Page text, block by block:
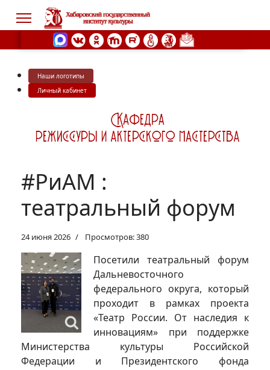
Наши логотипы
Личный кабинет
#РиАМ :
театральный форум
24 июня 2026 Просмотров: 380
Посетили театральный форум
Дальневосточного
федерального округа, который
проходит в рамках проекта
«Театр России. От наследия к
инновациям» при поддержке
Министерства культуры Российской
Федерации и Президентского фонда